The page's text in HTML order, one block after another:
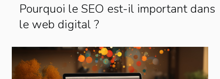
Pourquoi le SEO est-il important dans
le web digital ?